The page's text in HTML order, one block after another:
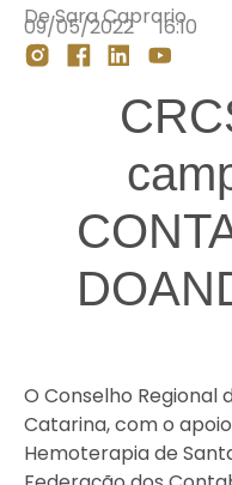
DeSara Caprario
09/05/2022 16:10
O Conselho Regional
Catarina, com o
Hemoterapia de